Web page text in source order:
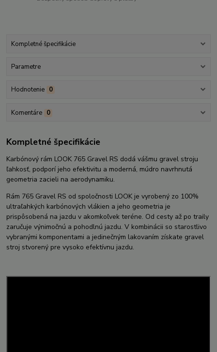
Kompletné špecifikácie
Parametre
Hodnotenie 0
Komentáre 0
Kompletné špecifikácie
Karbónový rám LOOK 765 Gravel RS dodá vášmu gravel stroju
ľahkosť, podporí jeho efektivitu a moderná, múdro navrhnutá
geometria zacieli na aerodynamiku.
Rám 765 Gravel RS od spoločnosti LOOK je vyrobený zo 100%
ultraľahkých karbónových vlákien a jeho geometria je
prispôsobená na jazdu v akomkoľvek teréne. Od cesty až po traily
zaručuje výnimočnú a pohodlnú jazdu. V kombinácii so starostlivo
vybranými komponentami a jedinečným lakovaním získate gravel
stroj stvorený pre vysoko efektívnu jazdu.